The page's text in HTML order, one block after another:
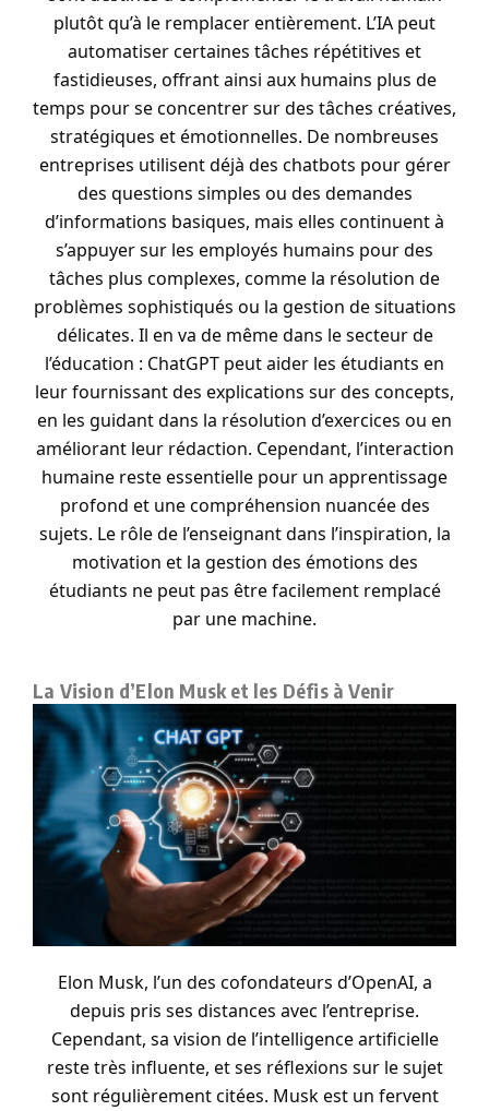
plutôt qu’à le remplacer entièrement. L’IA peut
automatiser certaines tâches répétitives et
fastidieuses, offrant ainsi aux humains plus de
temps pour se concentrer sur des tâches créatives,
stratégiques et émotionnelles. De nombreuses
entreprises utilisent déjà des chatbots pour gérer
des questions simples ou des demandes
d’informations basiques, mais elles continuent à
s’appuyer sur les employés humains pour des
tâches plus complexes, comme la résolution de
problèmes sophistiqués ou la gestion de situations
délicates. Il en va de même dans le secteur de
l’éducation : ChatGPT peut aider les étudiants en
leur fournissant des explications sur des concepts,
en les guidant dans la résolution d’exercices ou en
améliorant leur rédaction. Cependant, l’interaction
humaine reste essentielle pour un apprentissage
profond et une compréhension nuancée des
sujets. Le rôle de l’enseignant dans l’inspiration, la
motivation et la gestion des émotions des
étudiants ne peut pas être facilement remplacé
par une machine.
La Vision d’Elon Musk et les Défis à Venir
Elon Musk, l’un des cofondateurs d’OpenAI, a
depuis pris ses distances avec l’entreprise.
Cependant, sa vision de l’intelligence artificielle
reste très influente, et ses réflexions sur le sujet
sont régulièrement citées. Musk est un fervent